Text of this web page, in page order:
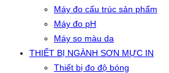
Máy đo cấu trúc sản phẩm
Máy đo pH
Máy so màu da
THIẾT BỊ NGÀNH SƠN MỰC IN
Thiết bị đo độ bóng